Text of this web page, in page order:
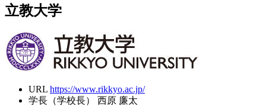
立教大学
URL https://www.rikkyo.ac.jp/
学長（学校長）
西原 廉太